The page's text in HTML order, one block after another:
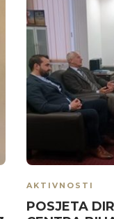
AKTIVNOSTI
POSJETA